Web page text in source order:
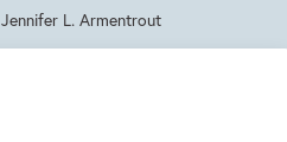
Jennifer L. Armentrout